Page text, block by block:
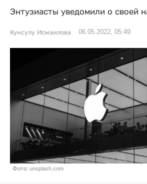
Энтузиасты уведомили о своей
Кунсулу Исмаилова 06.05.2022, 05:49
Фото: unsplash.com